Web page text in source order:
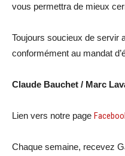
vous permettra de mieux
Toujours soucieux de servir
conformément au mandat
Claude Bauchet / Marc
Lien vers notre page
Chaque semaine, recevez